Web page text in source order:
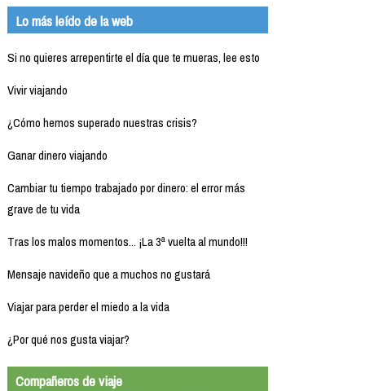
Lo más leído de la web
Si no quieres arrepentirte el día que te mueras, lee esto
Vivir viajando
¿Cómo hemos superado nuestras crisis?
Ganar dinero viajando
Cambiar tu tiempo trabajado por dinero: el error más
grave de tu vida
Tras los malos momentos... ¡La 3ª vuelta al mundo!!!
Mensaje navideño que a muchos no gustará
Viajar para perder el miedo a la vida
¿Por qué nos gusta viajar?
Compañeros de viaje